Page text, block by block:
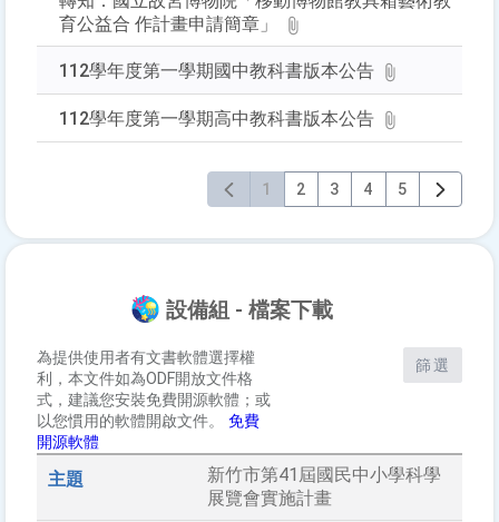
育公益合 作計畫申請簡章」
112學年度第一學期國中教科書版本公告
112學年度第一學期高中教科書版本公告
1 2 3 4 5
設備組 - 檔案下載
為提供使用者有文書軟體選擇權
利，本文件如為ODF開放文件格
式，建議您安裝免費開源軟體；或
以您慣用的軟體開啟文件。 免費
開源軟體
篩選
新竹市第41屆國民中小學科學
展覽會實施計畫